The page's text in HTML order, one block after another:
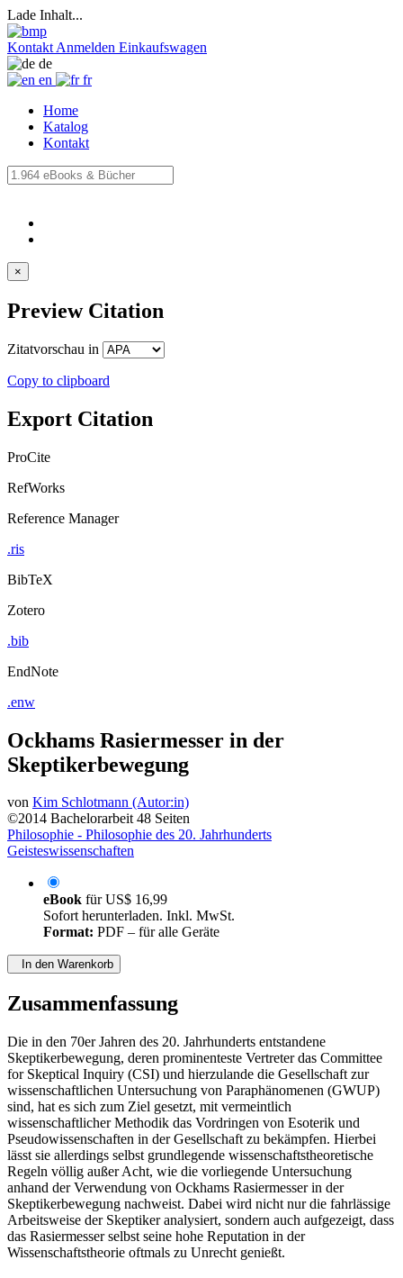
Lade Inhalt...
Kontakt Anmelden Einkaufswagen
de
en
fr
Home
Katalog
Kontakt
×
Preview Citation
Zitatvorschau in
Copy to clipboard
Export Citation
ProCite
RefWorks
Reference Manager
.ris
BibTeX
Zotero
.bib
EndNote
.enw
Ockhams Rasiermesser in der
Skeptikerbewegung
von Kim Schlotmann (Autor:in)
©2014 Bachelorarbeit 48 Seiten
Philosophie - Philosophie des 20. Jahrhunderts
Geisteswissenschaften
eBook fürUS$ 16,99
Sofort herunterladen. Inkl. MwSt.
Format: PDF – für alle Geräte
In den Warenkorb
Zusammenfassung
Die in den 70er Jahren des 20. Jahrhunderts entstandene
Skeptikerbewegung, deren prominenteste Vertreter das Committee
for Skeptical Inquiry (CSI) und hierzulande die Gesellschaft zur
wissenschaftlichen Untersuchung von Paraphänomenen (GWUP)
sind, hat es sich zum Ziel gesetzt, mit vermeintlich
wissenschaftlicher Methodik das Vordringen von Esoterik und
Pseudowissenschaften in der Gesellschaft zu bekämpfen. Hierbei
lässt sie allerdings selbst grundlegende wissenschaftstheoretische
Regeln völlig außer Acht, wie die vorliegende Untersuchung
anhand der Verwendung von Ockhams Rasiermesser in der
Skeptikerbewegung nachweist. Dabei wird nicht nur die fahrlässige
Arbeitsweise der Skeptiker analysiert, sondern auch aufgezeigt, dass
das Rasiermesser selbst seine hohe Reputation in der
Wissenschaftstheorie oftmals zu Unrecht genießt.